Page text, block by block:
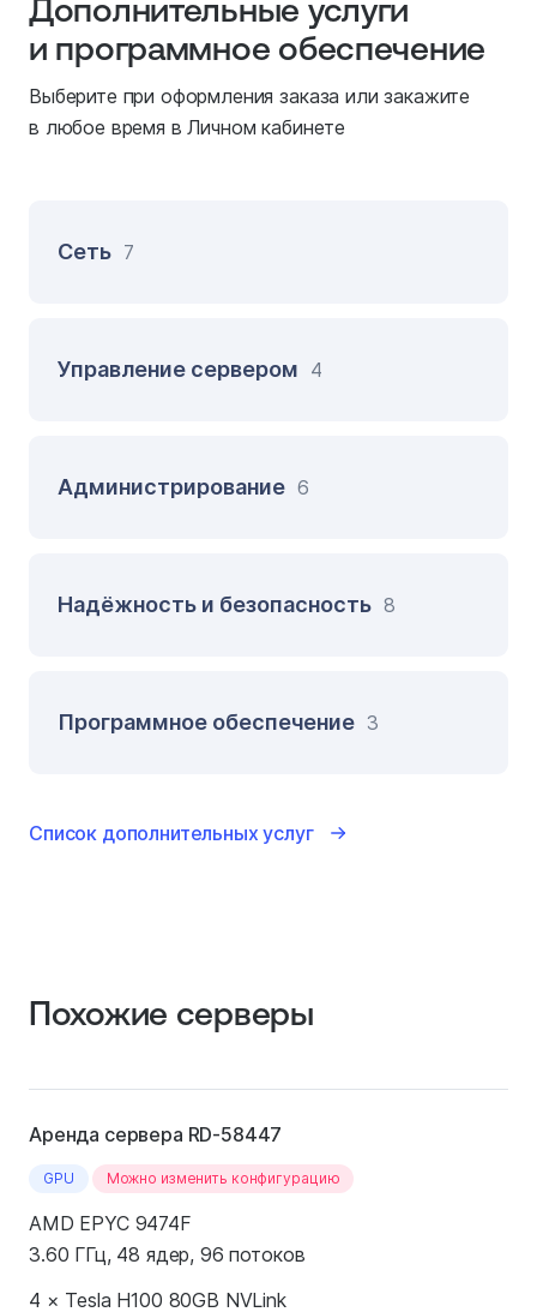
Дополнительные услуги
и программное обеспечение
Выберите при оформления заказа или закажите
в любое время в Личном кабинете
Сеть 7
Управление сервером 4
Администрирование 6
Надёжность и безопасность 8
Программное обеспечение 3
Список дополнительных услуг
Похожие серверы
Аренда сервера RD-58447
GPU Можно изменить конфигурацию
AMD EPYC 9474F
3.60 ГГц, 48 ядер, 96 потоков
4 × Tesla H100 80GB NVLink